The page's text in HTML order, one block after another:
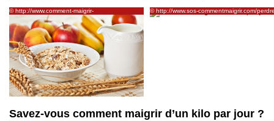
© http://www.comment-maigrir-
rapidement.info/regime-thonon-comment-
perdre-10-kilos-en-2-semaines/
© http://www.sos-commentmaigrir.com/
kilo-par-semaine/
Savez-vous comment maigrir d’un kilo par jour ?